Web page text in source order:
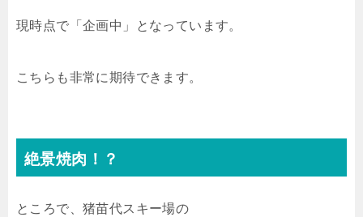
現時点で「企画中」となっています。
こちらも非常に期待できます。
絶景焼肉！？
ところで、猪苗代スキー場の